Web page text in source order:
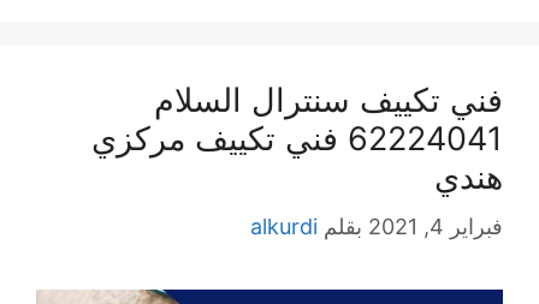
فني تكييف سنترال السلام
62224041 فني تكييف مركزي
هندي
فبراير 4, 2021 بقلم alkurdi